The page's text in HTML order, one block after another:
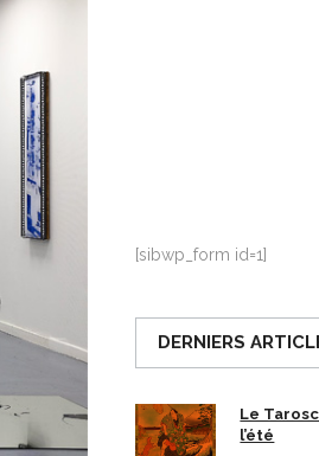
[sibwp_form id=1]
DERNIERS
Le
l’été